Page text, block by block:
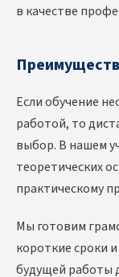
в качестве
Если обучение
работой, то
выбор. В нашем
теоретических
практическому
Мы готовим
короткие сроки
будущей работы